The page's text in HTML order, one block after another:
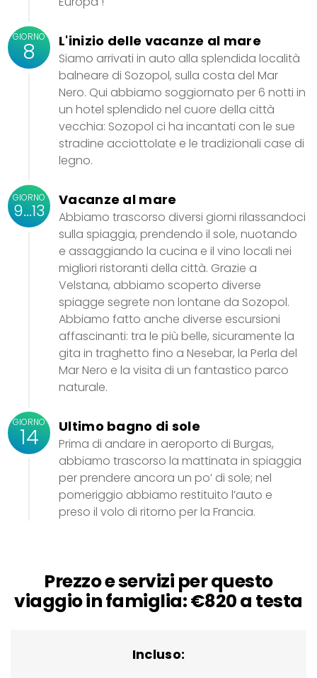
GIORNO
8 L'inizio delle vacanze al mare
Siamo arrivati in auto alla splendida località
balneare di Sozopol, sulla costa del Mar
Nero. Qui abbiamo soggiornato per 6 notti in
un hotel splendido nel cuore della città
vecchia: Sozopol ci ha incantati con le sue
stradine acciottolate e le tradizionali case di
legno.
GIORNO
9...13
Vacanze al mare
Abbiamo trascorso diversi giorni rilassandoci
sulla spiaggia, prendendo il sole, nuotando
e assaggiando la cucina e il vino locali nei
migliori ristoranti della città. Grazie a
Velstana, abbiamo scoperto diverse
spiagge segrete non lontane da Sozopol.
Abbiamo fatto anche diverse escursioni
affascinanti: tra le più belle, sicuramente la
gita in traghetto fino a Nesebar, la Perla del
Mar Nero e la visita di un fantastico parco
naturale.
GIORNO
14 Ultimo bagno di sole
Prima di andare in aeroporto di Burgas,
abbiamo trascorso la mattinata in spiaggia
per prendere ancora un po’ di sole; nel
pomeriggio abbiamo restituito l’auto e
preso il volo di ritorno per la Francia.
Prezzo e servizi per questo
viaggio in famiglia: €820 a testa
Incluso: